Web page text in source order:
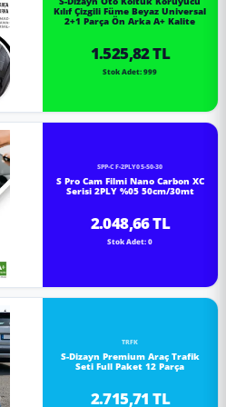
Kılıf Çizgili Füme Beyaz Universal
2+1 Parça Ön Arka A+ Kalite
1.525,82 TL
Stok Adet: 999
SPP-CF-2PLY05-50-30
S Pro Cam Filmi Nano Carbon XC
Serisi 2PLY %05 50cm/30mt
2.048,66 TL
Stok Adet: 0
TRFK
S-Dizayn Premium Araç Trafik
Seti Full Paket 12 Parça
2.715,71 TL